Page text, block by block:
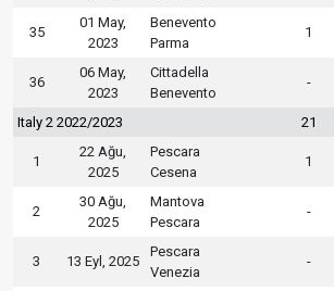
35
01 May,
2023
Benevento
Parma
1
36
06 May,
2023
Cittadella
Benevento
-
Italy 2 2022/2023 21
1
22 Ağu,
2025
Pescara
Cesena
1
2
30 Ağu,
2025
Mantova
Pescara
-
3 13 Eyl, 2025
Pescara
Venezia
-